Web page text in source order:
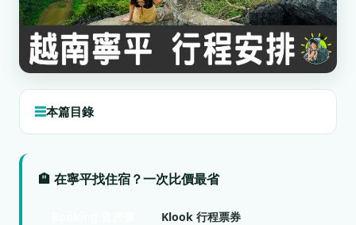
本篇目錄
🏨 在寧平找住宿？一次比價最省
Klook 行程票券